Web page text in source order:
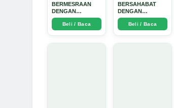
BERMESRAAN
DENGAN
KEBAIKAN - Arda
DinataBeli / Baca
BERSAHABAT
DENGAN
NYAMUK: Jurus
Jitu Atasi Penyakit
Bersumber
Beli / Baca